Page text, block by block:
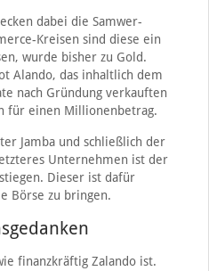
dabei die Samwer-
Kreisen sind diese ein
wurde bisher zu Gold.
Alando, das inhaltlich dem
nach Gründung verkauften
für einen Millionenbetrag.
Jamba und schließlich der
Unternehmen ist der
Dieser ist dafür
Börse zu bringen.
finanzkräftig Zalando ist.